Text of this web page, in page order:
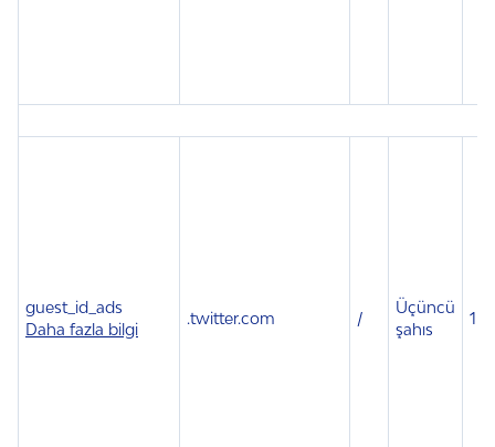
guest_id_ads
Daha fazla bilgi
.twitter.com /
Üçüncü
şahıs
1